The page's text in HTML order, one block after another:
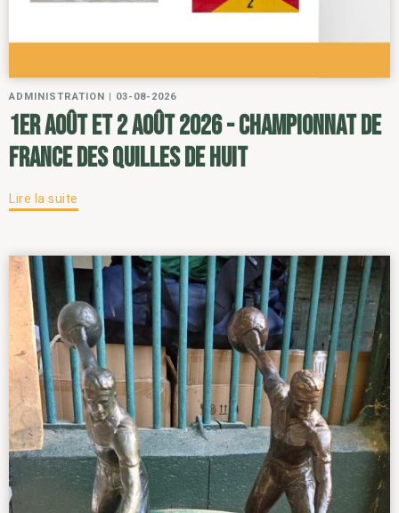
ADMINISTRATION 03-08-2026
1er août et 2 août 2026 - Championnat de
France des Quilles de Huit
Lire la suite